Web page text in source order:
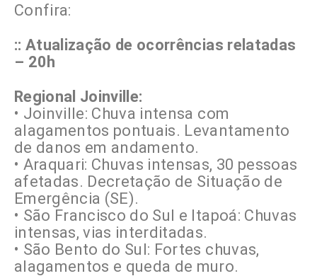
Confira:
:: Atualização de ocorrências relatadas
– 20h
Regional Joinville:
• Joinville: Chuva intensa com
alagamentos pontuais. Levantamento
de danos em andamento.
• Araquari: Chuvas intensas, 30 pessoas
afetadas. Decretação de Situação de
Emergência (SE).
• São Francisco do Sul e Itapoá: Chuvas
intensas, vias interditadas.
• São Bento do Sul: Fortes chuvas,
alagamentos e queda de muro.